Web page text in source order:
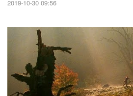
2019-10-30 09:56